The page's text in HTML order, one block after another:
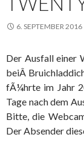
6. SEPTEMBER 2016
Der Ausfall einer
beiÂ
fÃ¼hrte im Jahr
Tage nach dem
Bitte, die
Der Absender